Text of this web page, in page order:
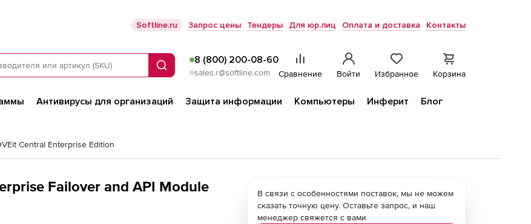
Softline.ru Запрос цены Тендеры Для юр.лиц Оплата и доставка Контакты
Поиск
8 (800) 200-08-60
sales.r@softline.com Сравнение Войти Избранное Корзина
Антивирусы для организаций Защита информации Компьютеры Инферит
Блог
Central Enterprise Edition
Failover and API Module
В связи с особенностями поставок, мы не можем
сказать точную цену. Оставьте запрос, и наш
менеджер свяжется с вами